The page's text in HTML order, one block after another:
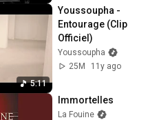
5:11
Youssoupha -
Entourage (Clip
Officiel)
Youssoupha
25M
11y ago
Immortelles
La Fouine